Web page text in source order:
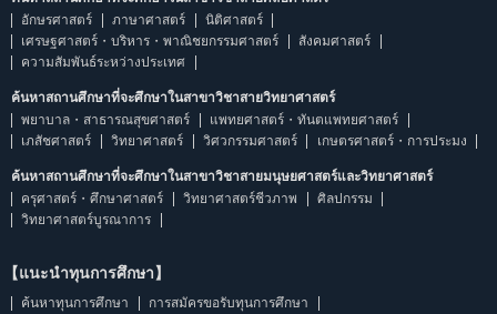
อักษรศาสตร์
ภาษาศาสตร์
นิติศาสตร์
เศรษฐศาสตร์・บริหาร・พาณิชยกรรมศาสตร์
สังคมศาสตร์
ความสัมพันธ์ระหว่างประเทศ
ค้นหาสถานศึกษาที่จะศึกษาในสาขาวิชาสายวิทยาศาสตร์
พยาบาล・สาธารณสุขศาสตร์
แพทยศาสตร์・ทันตแพทยศาสตร์
เภสัชศาสตร์
วิทยาศาสตร์ วิศวกรรมศาสตร์ เกษตรศาสตร์・การประมง
ค้นหาสถานศึกษาที่จะศึกษาในสาขาวิชาสายมนุษยศาสตร์และวิทยาศาสตร์
ครุศาสตร์・ศึกษาศาสตร์
วิทยาศาสตร์ชีวภาพ
ศิลปกรรม
วิทยาศาสตร์บูรณาการ
【แนะนำทุนการศึกษา】
ค้นหาทุนการศึกษา
การสมัครขอรับทุนการศึกษา